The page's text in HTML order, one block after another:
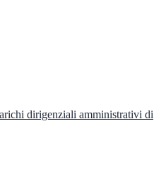
dirigenziali amministrativi di